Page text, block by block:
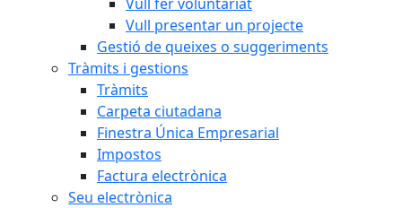
Vull presentar un projecte
Gestió de queixes o suggeriments
Tràmits i gestions
Tràmits
Carpeta ciutadana
Finestra Única Empresarial
Impostos
Factura electrònica
Seu electrònica